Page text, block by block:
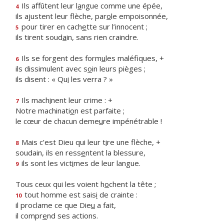
4 Ils affûtent leur langue comme une épée,
ils ajustent leur flèche, parole empoisonnée,
5 pour tirer en cachette sur l’innocent ;
ils tirent soudain, sans rien craindre.
6 Ils se forgent des formules maléfiques, +
ils dissimulent avec soin leurs pièges ;
ils disent : « Qui les verra ? »
7 Ils machinent leur crime : +
Notre machination est parfaite ;
le cœur de chacun demeure impénétrable !
8 Mais c’est Dieu qui leur tire une flèche, +
soudain, ils en ressentent la blessure,
9 ils sont les victimes de leur langue.
Tous ceux qui les voient hochent la tête ;
10 tout homme est saisi de crainte :
il proclame ce que Dieu a fait,
il comprend ses actions.